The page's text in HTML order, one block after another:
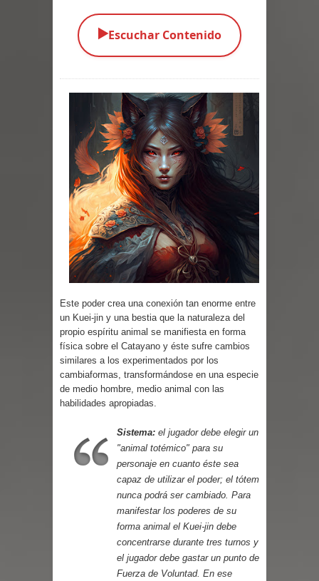
Parte 05: Los Horrores del Infierno
Parte 04: Oídos Sordos
Parte 02: Vuelve el Hijo Prodigo
Parte 01: El Comienzo
Parte 01: El Enemigo Interior
Exaltados y Muertos Vivientes
Los Muertos se Levantan (Relato)
Los Monstruos más Buscados
Cuentos
▶️Escuchar Contenido
Este poder crea una conexión tan enorme entre
un Kuei-jin y una bestia que la naturaleza del
propio espíritu animal se manifiesta en forma
física sobre el Catayano y éste sufre cambios
similares a los experimentados por los
cambiaformas, transformándose en una especie
de medio hombre, medio animal con las
habilidades apropiadas.
Sistema: el jugador debe elegir un
"animal totémico" para su
personaje en cuanto éste sea
capaz de utilizar el poder; el tótem
nunca podrá ser cambiado. Para
manifestar los poderes de su
forma animal el Kuei-jin debe
concentrarse durante tres turnos y
el jugador debe gastar un punto de
Fuerza de Voluntad. En ese